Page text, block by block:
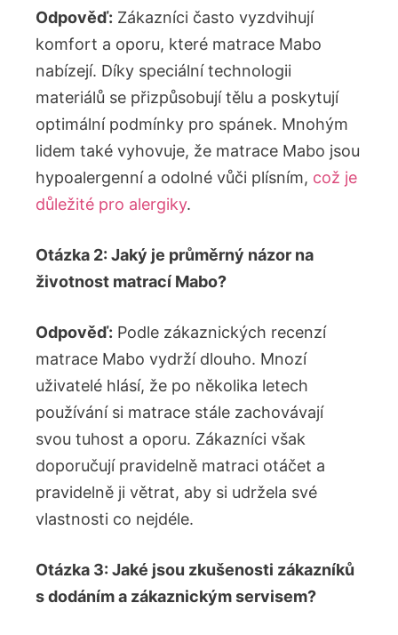
Odpověď: Zákazníci často vyzdvihují
komfort a oporu, které matrace Mabo
nabízejí. Díky speciální technologii
materiálů se přizpůsobují tělu a poskytují
optimální podmínky pro spánek. Mnohým
lidem také vyhovuje, že matrace Mabo jsou
hypoalergenní a odolné vůči plísním, což je
důležité pro alergiky.
Otázka 2: Jaký je průměrný názor na
životnost matrací Mabo?
Odpověď: Podle zákaznických recenzí
matrace Mabo vydrží dlouho. Mnozí
uživatelé hlásí, že po několika letech
používání si matrace stále zachovávají
svou tuhost a oporu. Zákazníci však
doporučují pravidelně matraci otáčet a
pravidelně ji větrat, aby si udržela své
vlastnosti co nejdéle.
Otázka 3: Jaké jsou zkušenosti zákazníků
s dodáním a zákaznickým servisem?